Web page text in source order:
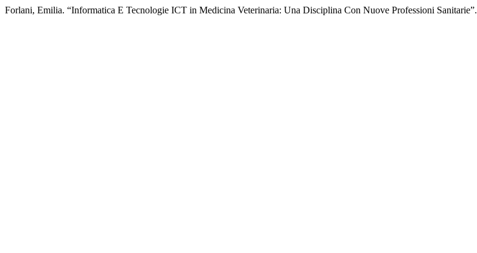
Forlani, Emilia. “Informatica E Tecnologie ICT in Medicina Veterinaria: Una Disciplina Con Nuove Professioni Sanitarie”.